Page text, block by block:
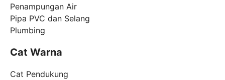
Penampungan Air
Pipa PVC dan Selang
Plumbing
Cat Warna
Cat Pendukung